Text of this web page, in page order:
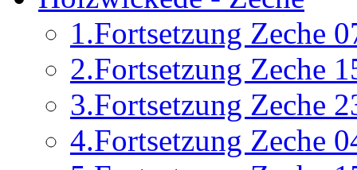
1.Fortsetzung Zeche
2.Fortsetzung Zeche
3.Fortsetzung Zeche
4.Fortsetzung Zeche